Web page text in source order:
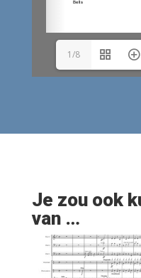
1/8
Je zou ook
van …